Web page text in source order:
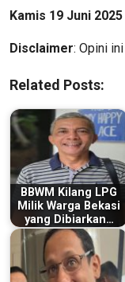
Kamis 19 Juni 2025
Disclaimer: Opini
Related Posts:
BBWM Kilang LPG
Milik Warga Bekasi
yang Dibiarkan…